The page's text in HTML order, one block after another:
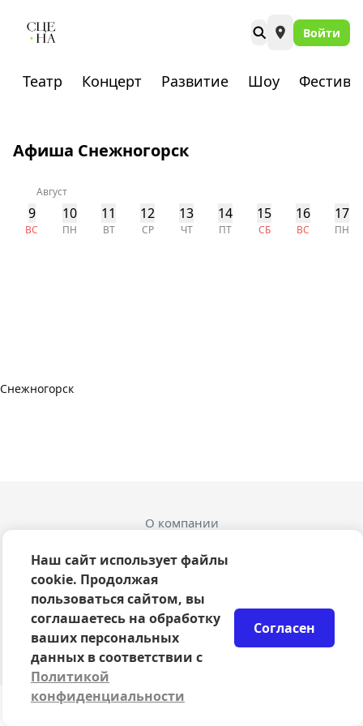
Войти
Театр Концерт Развитие Шоу
Афиша Снежногорск
Август
9
ВС
10
ПН
11
ВТ
12
СР
13
ЧТ
14
ПТ
15
СБ
16
ВС
17
ПН
Снежногорск
О компании
Политика конфиденциальности
Согласие на обработку персональных данных
Правила возврата билетов
Возврат билетов
Организаторам
© 2024-2026 ООО Сцена
Наш сайт использует файлы
cookie. Продолжая
пользоваться сайтом, вы
соглашаетесь на обработку
ваших персональных
данных в соответствии с
Политикой
конфиденциальности
Согласен